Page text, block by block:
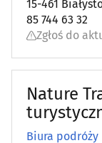
15-461
85 744 63 32
Zgłoś do
Nature
Biura podróży